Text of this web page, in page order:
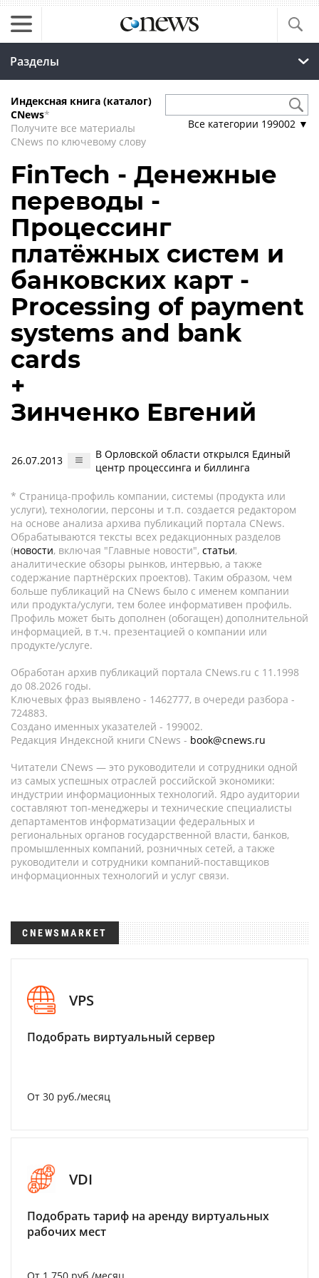
Разделы
Индексная книга (каталог)
CNews*
Получите все материалы
CNews по ключевому слову
Все категории 199002 ▼
FinTech - Денежные
переводы -
Процессинг
платёжных систем и
банковских карт -
Processing of payment
systems and bank
cards
+
Зинченко Евгений
26.07.2013
В Орловской области открылся Единый
центр процессинга и биллинга
* Страница-профиль компании, системы (продукта или
услуги), технологии, персоны и т.п. создается редактором
на основе анализа архива публикаций портала CNews.
Обрабатываются тексты всех редакционных разделов
(новости, включая "Главные новости", статьи,
аналитические обзоры рынков, интервью, а также
содержание партнёрских проектов). Таким образом, чем
больше публикаций на CNews было с именем компании
или продукта/услуги, тем более информативен профиль.
Профиль может быть дополнен (обогащен) дополнительной
информацией, в т.ч. презентацией о компании или
продукте/услуге.
Обработан архив публикаций портала CNews.ru c 11.1998
до 08.2026 годы.
Ключевых фраз выявлено - 1462777, в очереди разбора -
724883.
Создано именных указателей - 199002.
Редакция Индексной книги CNews - book@cnews.ru
Читатели CNews — это руководители и сотрудники одной
из самых успешных отраслей российской экономики:
индустрии информационных технологий. Ядро аудитории
составляют топ-менеджеры и технические специалисты
департаментов информатизации федеральных и
региональных органов государственной власти, банков,
промышленных компаний, розничных сетей, а также
руководители и сотрудники компаний-поставщиков
информационных технологий и услуг связи.
CNEWSMARKET
VPS
Подобрать виртуальный сервер
От 30 руб./месяц
VDI
Подобрать тариф на аренду виртуальных
рабочих мест